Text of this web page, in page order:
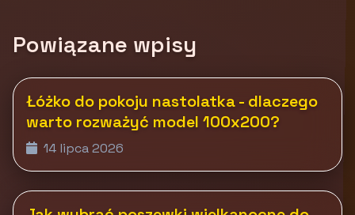
Powiązane wpisy
Łóżko do pokoju nastolatka - dlaczego
warto rozważyć model 100x200?
14 lipca 2026